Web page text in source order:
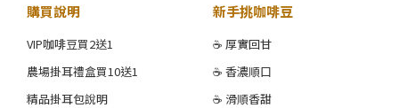
購買說明
VIP咖啡豆買2送1
農場掛耳禮盒買10送1
精品掛耳包說明
新手挑咖啡豆
☕ 厚實回甘
☕ 香濃順口
☕ 滑順香甜